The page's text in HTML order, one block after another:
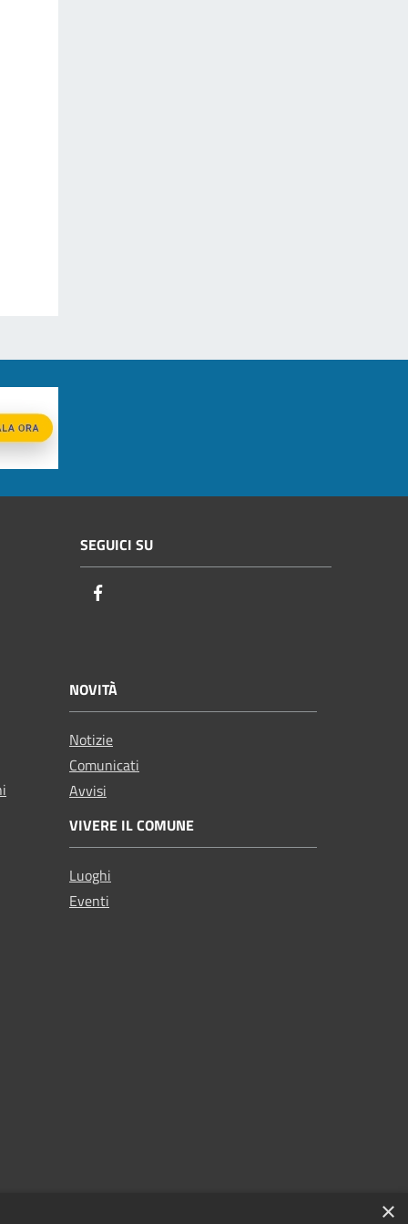
SEGUICI SU
NOVITÀ
Notizie
Comunicati
Avvisi
VIVERE IL COMUNE
Luoghi
Eventi
×